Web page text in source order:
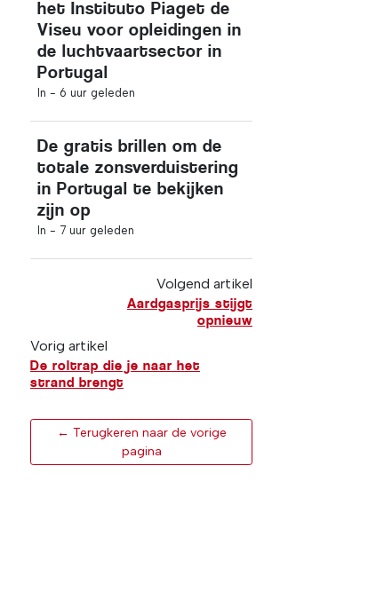
het Instituto Piaget de
Viseu voor opleidingen in
de luchtvaartsector in
Portugal
In - 6 uur geleden
De gratis brillen om de
totale zonsverduistering
in Portugal te bekijken
zijn op
In - 7 uur geleden
Volgend artikel
Aardgasprijs stijgt
opnieuw
Vorig artikel
De roltrap die je naar het
strand brengt
← Terugkeren naar de vorige
pagina